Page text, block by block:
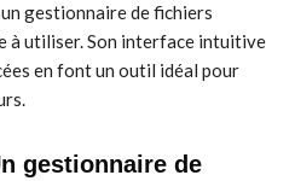
gestionnaire de fichiers
à utiliser. Son interface intuitive
en font un outil idéal pour
gestionnaire de